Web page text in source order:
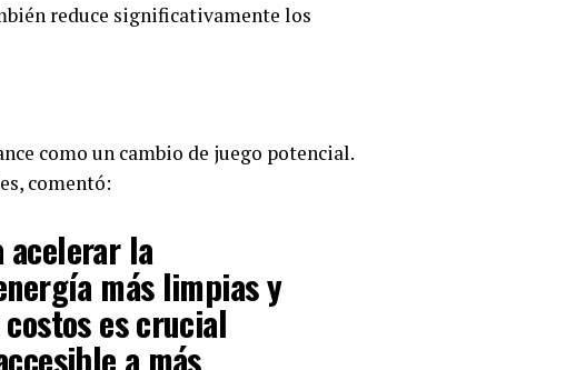
reduce significativamente los
como un cambio de juego potencial.
comentó:
acelerar la
más limpias y
es crucial
a más